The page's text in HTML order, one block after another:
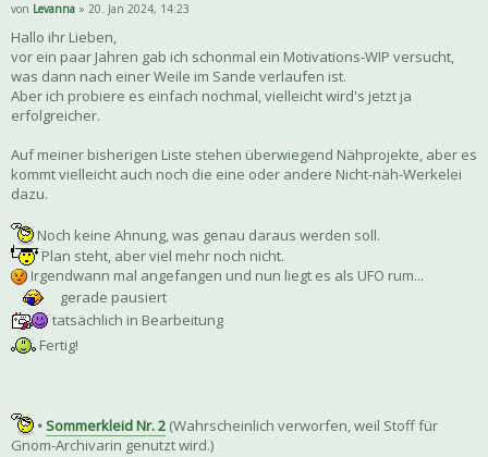
von Levanna » 20. Jan 2024, 14:23
Hallo ihr Lieben,
vor ein paar Jahren gab ich schonmal ein Motivations-WIP versucht,
was dann nach einer Weile im Sande verlaufen ist.
Aber ich probiere es einfach nochmal, vielleicht wird's jetzt ja
erfolgreicher.
Auf meiner bisherigen Liste stehen überwiegend Nähprojekte, aber es
kommt vielleicht auch noch die eine oder andere Nicht-näh-Werkelei
dazu.
Noch keine Ahnung, was genau daraus werden soll.
Plan steht, aber viel mehr noch nicht.
Irgendwann mal angefangen und nun liegt es als UFO rum...
gerade pausiert
tatsächlich in Bearbeitung
Fertig!
•Sommerkleid Nr. 2 (Wahrscheinlich verworfen, weil Stoff für
Gnom-Archivarin genutzt wird.)